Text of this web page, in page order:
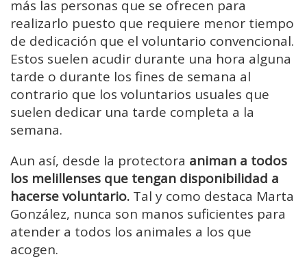
más las personas que se ofrecen para
realizarlo puesto que requiere menor tiempo
de dedicación que el voluntario convencional.
Estos suelen acudir durante una hora alguna
tarde o durante los fines de semana al
contrario que los voluntarios usuales que
suelen dedicar una tarde completa a la
semana.
Aun así, desde la protectora animan a todos
los melillenses que tengan disponibilidad a
hacerse voluntario. Tal y como destaca Marta
González, nunca son manos suficientes para
atender a todos los animales a los que
acogen.